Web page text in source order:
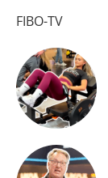
FIBO-TV